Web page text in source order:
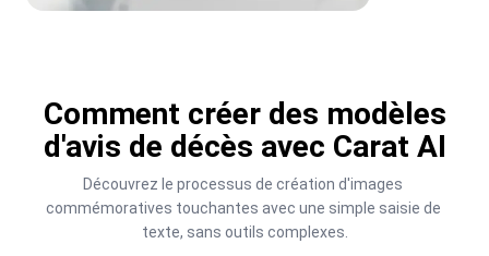
Comment créer des modèles
d'avis de décès avec Carat AI
Découvrez le processus de création d'images
commémoratives touchantes avec une simple saisie de
texte, sans outils complexes.